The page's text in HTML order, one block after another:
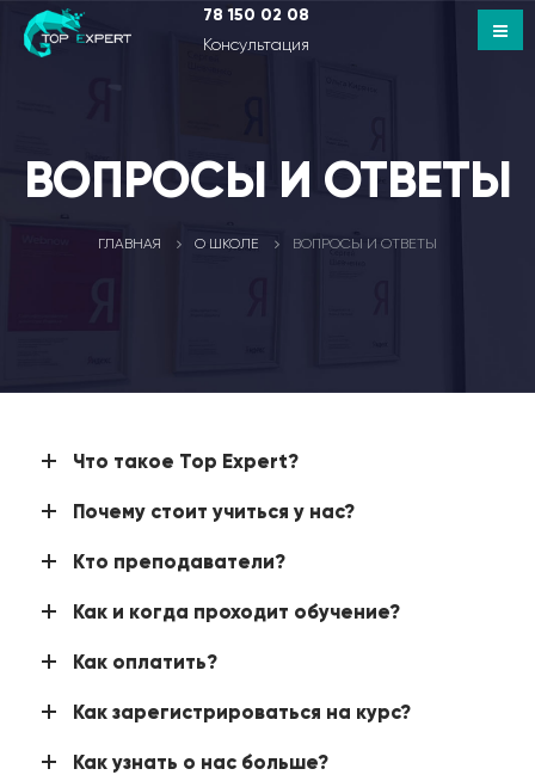
78 150 02 08
Консультация
ВОПРОСЫ И ОТВЕТЫ
ГЛАВНАЯ О ШКОЛЕ ВОПРОСЫ И ОТВЕТЫ
Что такое Top Expert?
Почему стоит учиться у нас?
Кто преподаватели?
Как и когда проходит обучение?
Как оплатить?
Как зарегистрироваться на курс?
Как узнать о нас больше?